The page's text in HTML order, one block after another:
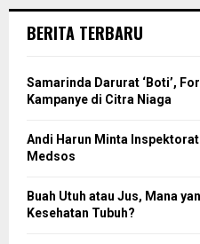
BERITA TERBARU
Samarinda Darurat ‘Boti’,
Kampanye di Citra Niaga
Andi Harun Minta
Medsos
Buah Utuh atau Jus, Mana
Kesehatan Tubuh?